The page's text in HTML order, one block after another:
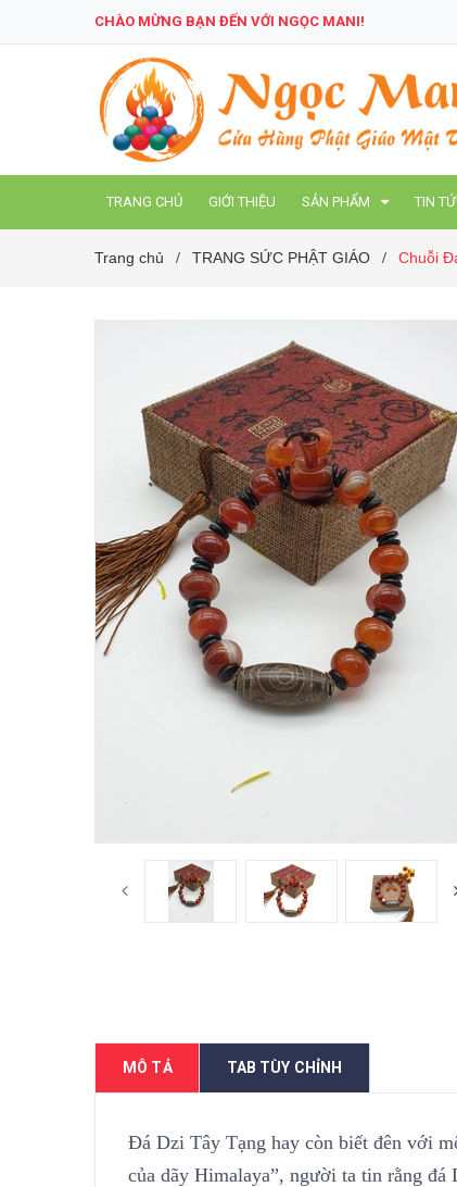
CHÀO MỪNG BẠN ĐẾN VỚI NGỌC MANI!
TRANG CHỦ GIỚI THIỆU SẢN PHẨM TIN
Trang chủ / TRANG SỨC PHẬT GIÁO / Chuỗi
MÔ TẢ TAB TÙY CHỈNH
Đá Dzi Tây Tạng hay còn biết đên với
của dãy Himalaya”, người ta tin rằng đá